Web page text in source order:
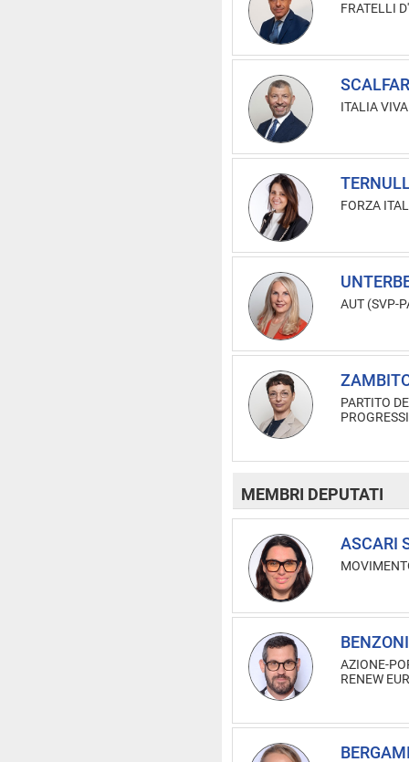
FRATELLI
ITALIA
FORZA
AUT (SVP-
PARTITO
MEMBRI DEPUTATI
ASCARI
AZIONE-
RENEW